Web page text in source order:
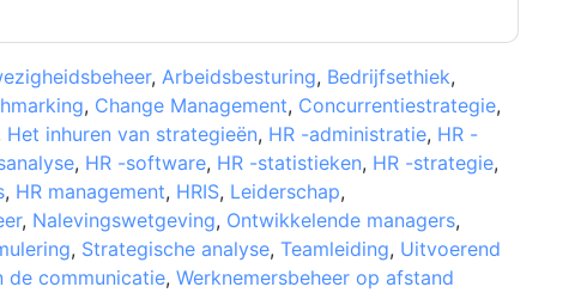
, Arbeidsbesturing, Bedrijfsethiek,
, Change Management, Concurrentiestrategie,
Het inhuren van strategieën, HR -administratie, HR -
, HR -software, HR -statistieken, HR -strategie,
, HR management, HRIS, Leiderschap,
, Nalevingswetgeving, Ontwikkelende managers,
, Strategische analyse, Teamleiding, Uitvoerend
de communicatie, Werknemersbeheer op afstand